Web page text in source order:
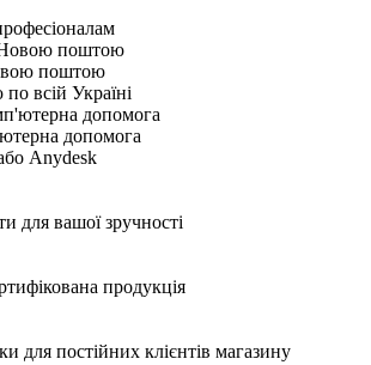
поштою
всій Україні
допомога
Anydesk
для вашої зручності
продукція
для постійних клієнтів магазину